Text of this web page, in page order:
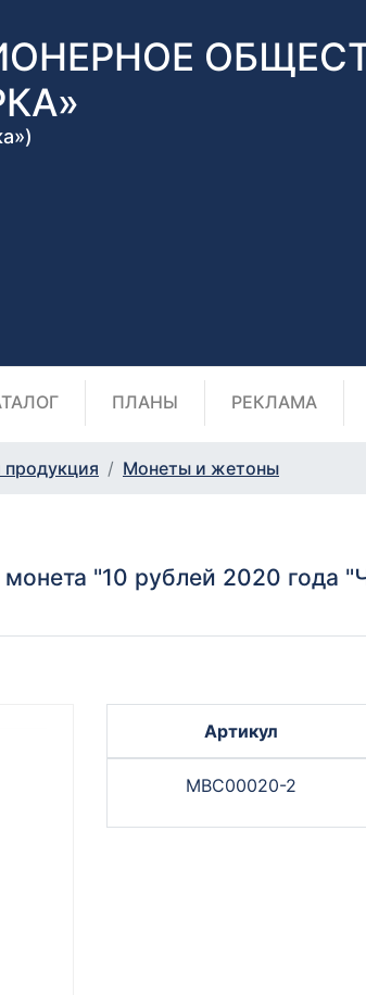
ПЛАНЫ РЕКЛАМА
продукция Монеты и жетоны
"10 рублей 2020 года
Артикул
МВС00020-2